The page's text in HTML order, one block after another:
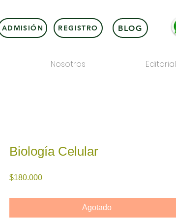
Nosotros Editorial
BLOG
REGISTRO
ADMISIÓN
Biología Celular
$180.000Precio
Agotado